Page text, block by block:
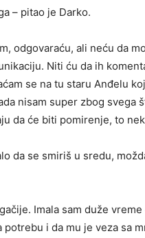
– pitao je Darko.
odgovaraću, ali neću da
Niti ću da ih
se na tu staru Anđelu
nisam super zbog svega
da će biti pomirenje, to
da se smiriš u sredu,
Imala sam duže
potrebu i da mu je veza sa